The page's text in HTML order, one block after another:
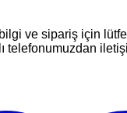
ve sipariş için
telefonumuzdan